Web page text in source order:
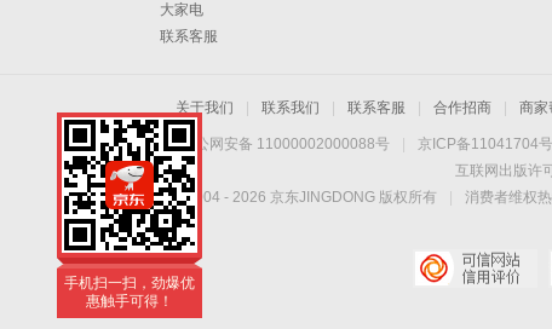
大家电
联系客服
关于我们 联系我们 联系客服 合作招商 商家
京公网安备 11000002000088号 京ICP备11041704号
互联网出版许
Copyright © 2004 - 2026 京东JINGDONG 版权所有 消费者维权
手机扫一扫，劲爆优
惠触手可得！
手机扫一扫，劲爆优
惠触手可得！